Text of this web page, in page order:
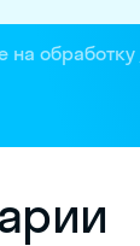
на обработку